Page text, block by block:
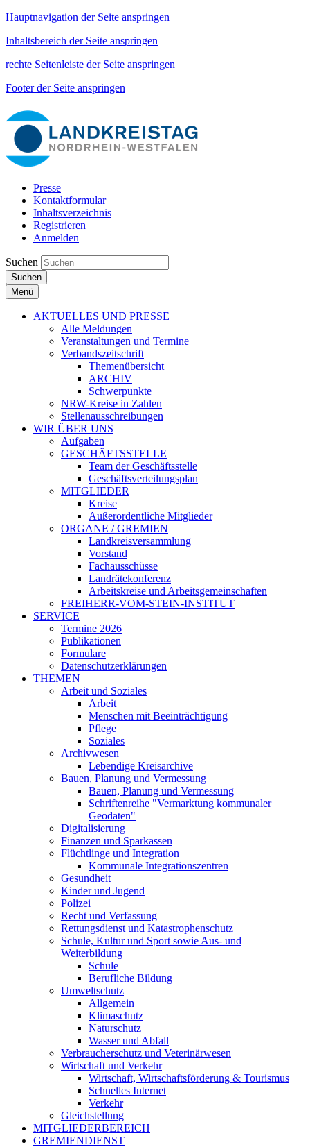
Hauptnavigation der Seite anspringen
Inhaltsbereich der Seite anspringen
rechte Seitenleiste der Seite anspringen
Footer der Seite anspringen
Presse
Kontaktformular
Inhaltsverzeichnis
Registrieren
Anmelden
Suchen
Suchen
Menü
AKTUELLES UND PRESSE
Alle Meldungen
Veranstaltungen und Termine
Verbandszeitschrift
Themenübersicht
ARCHIV
Schwerpunkte
NRW-Kreise in Zahlen
Stellenausschreibungen
WIR ÜBER UNS
Aufgaben
GESCHÄFTSSTELLE
Team der Geschäftsstelle
Geschäftsverteilungsplan
MITGLIEDER
Kreise
Außerordentliche Mitglieder
ORGANE / GREMIEN
Landkreisversammlung
Vorstand
Fachausschüsse
Landrätekonferenz
Arbeitskreise und Arbeitsgemeinschaften
FREIHERR-VOM-STEIN-INSTITUT
SERVICE
Termine 2026
Publikationen
Formulare
Datenschutzerklärungen
THEMEN
Arbeit und Soziales
Arbeit
Menschen mit Beeinträchtigung
Pflege
Soziales
Archivwesen
Lebendige Kreisarchive
Bauen, Planung und Vermessung
Bauen, Planung und Vermessung
Schriftenreihe "Vermarktung kommunaler
Geodaten"
Digitalisierung
Finanzen und Sparkassen
Flüchtlinge und Integration
Kommunale Integrationszentren
Gesundheit
Kinder und Jugend
Polizei
Recht und Verfassung
Rettungsdienst und Katastrophenschutz
Schule, Kultur und Sport sowie Aus- und
Weiterbildung
Schule
Berufliche Bildung
Umweltschutz
Allgemein
Klimaschutz
Naturschutz
Wasser und Abfall
Verbraucherschutz und Veterinärwesen
Wirtschaft und Verkehr
Wirtschaft, Wirtschaftsförderung & Tourismus
Schnelles Internet
Verkehr
Gleichstellung
MITGLIEDERBEREICH
GREMIENDIENST